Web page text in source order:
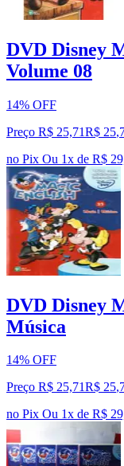
DVD Disney
Volume 08
14% OFF
Preço R$ 25,71R$ 25,
no Pix Ou 1x de R$
DVD Disney
Música
14% OFF
Preço R$ 25,71R$ 25,
no Pix Ou 1x de R$